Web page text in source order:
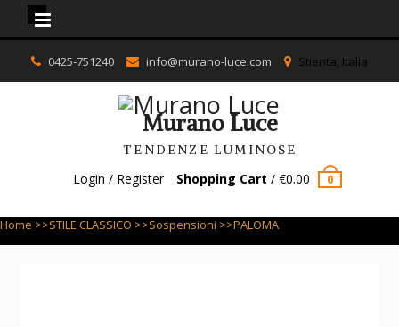
content
0425-751240 info@murano-luce.com Stienta, Italia
Murano Luce
TENDENZE LUMINOSE
Login / Register Shopping Cart /€0.00 0
Home >>STILE CLASSICO >>Sospensioni >>PALOMA
Murano Luce